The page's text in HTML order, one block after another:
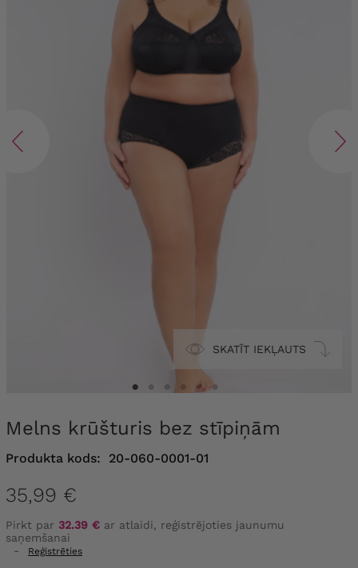
SKATĪT IEKĻAUTS
Melns krūšturis bez stīpiņām
Produkta kods: 20-060-0001-01
35,99 €
Pirkt par 32.39 € ar atlaidi, reģistrējoties jaunumu
saņemšanai
-
Reģistrēties